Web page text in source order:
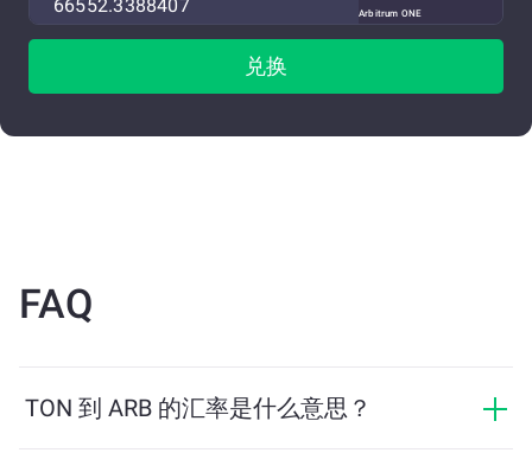
Arbitrum ONE
兑换
FAQ
TON 到 ARB 的汇率是什么意思？